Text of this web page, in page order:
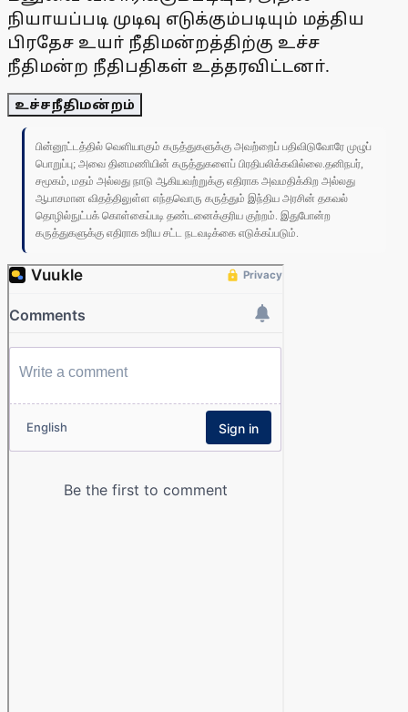
நியாயப்படி முடிவு எடுக்கும்படியும் மத்திய
பிரதேச உயா் நீதிமன்றத்திற்கு உச்ச
நீதிமன்ற நீதிபதிகள் உத்தரவிட்டனா்.
உச்சநீதிமன்றம்
பின்னூட்டத்தில் வெளியாகும் கருத்துகளுக்கு அவற்றைப் பதிவிடுவோரே முழுப்
பொறுப்பு; அவை தினமணியின் கருத்துகளைப் பிரதிபலிக்கவில்லை.தனிநபர்,
சமூகம், மதம் அல்லது நாடு ஆகியவற்றுக்கு எதிராக அவமதிக்கிற அல்லது
ஆபாசமான விதத்திலுள்ள எந்தவொரு கருத்தும் இந்திய அரசின் தகவல்
தொழில்நுட்பக் கொள்கைப்படி தண்டனைக்குரிய குற்றம். இதுபோன்ற
கருத்துகளுக்கு எதிராக உரிய சட்ட நடவடிக்கை எடுக்கப்படும்.